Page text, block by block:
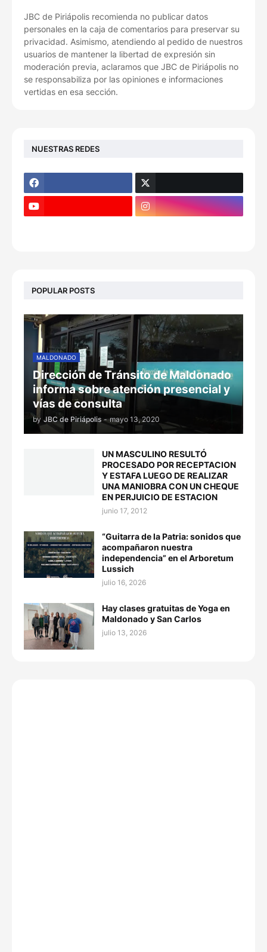
JBC de Piriápolis recomienda no publicar datos
personales en la caja de comentarios para preservar su
privacidad. Asimismo, atendiendo al pedido de nuestros
usuarios de mantener la libertad de expresión sin
moderación previa, aclaramos que JBC de Piriápolis no
se responsabiliza por las opiniones e informaciones
vertidas en esa sección.
NUESTRAS REDES
POPULAR POSTS
MALDONADO
Dirección de Tránsito de Maldonado
informa sobre atención presencial y
vías de consulta
by JBC de Piriápolis - mayo 13, 2020
UN MASCULINO RESULTÓ
PROCESADO POR RECEPTACION
Y ESTAFA LUEGO DE REALIZAR
UNA MANIOBRA CON UN CHEQUE
EN PERJUICIO DE ESTACION
junio 17, 2012
“Guitarra de la Patria: sonidos que
acompañaron nuestra
independencia” en el Arboretum
Lussich
julio 16, 2026
Hay clases gratuitas de Yoga en
Maldonado y San Carlos
julio 13, 2026